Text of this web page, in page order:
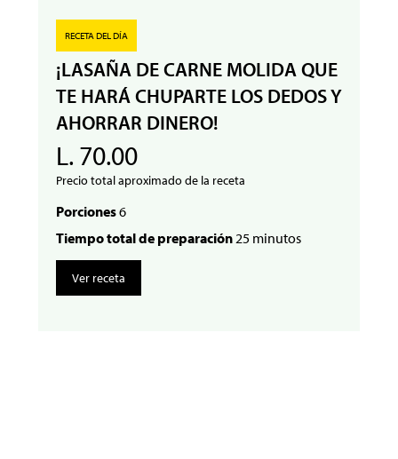
RECETA DEL DÍA
¡LASAÑA DE CARNE MOLIDA QUE
TE HARÁ CHUPARTE LOS DEDOS Y
AHORRAR DINERO!
L. 70.00
Precio total aproximado de la receta
Porciones6
Tiempo total de preparación25 minutos
Ver receta